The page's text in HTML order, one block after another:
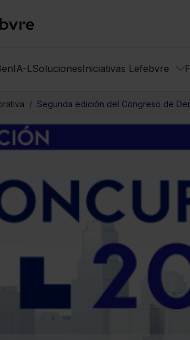
LSolucionesIniciativas Lefebvre
Segunda edición del Congreso de